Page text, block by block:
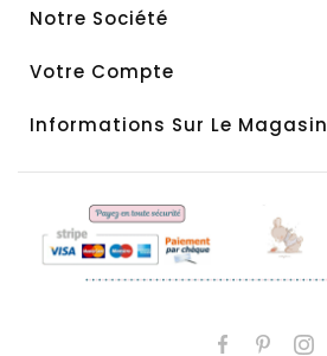
Notre Société
Votre Compte
Informations Sur Le Magasin